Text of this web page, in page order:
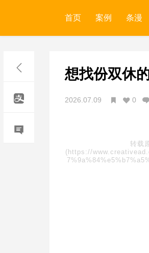
首页 案例 条漫
想找份双休
2026.07.09 0
转载
(https://